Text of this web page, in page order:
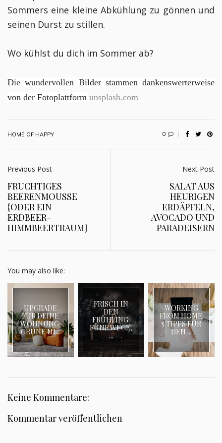
Sommers eine kleine Abkühlung zu gönnen und
seinen Durst zu stillen.
Wo kühlst du dich im Sommer ab?
Die wundervollen Bilder stammen dankenswerterweise
von der Fotoplattform unsplash.com
HOME OF HAPPY 0
Previous Post
FRUCHTIGES
BEERENMOUSSE
{ODER EIN
ERDBEER-
HIMMBEERTRAUM}
Next Post
SALAT AUS
HEURIGEN
ERDÄPFELN,
AVOCADO UND
PARADEISERN
You may also like:
UPGRADE
FÜR DEINE
WOHNUNG:
GRÜNE MI...
FRISCH IN
DEN
FRÜHLING:
FÜNF WEGE,
...
WORKING
FROM HOME:
5 TIPPS FÜR
DEN ...
Keine Kommentare:
Kommentar veröffentlichen